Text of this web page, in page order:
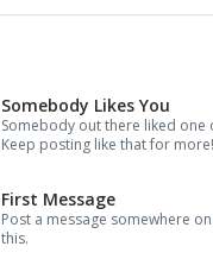
Somebody Likes You
Somebody out there liked one
Keep posting like that for more!
First Message
Post a message somewhere
this.